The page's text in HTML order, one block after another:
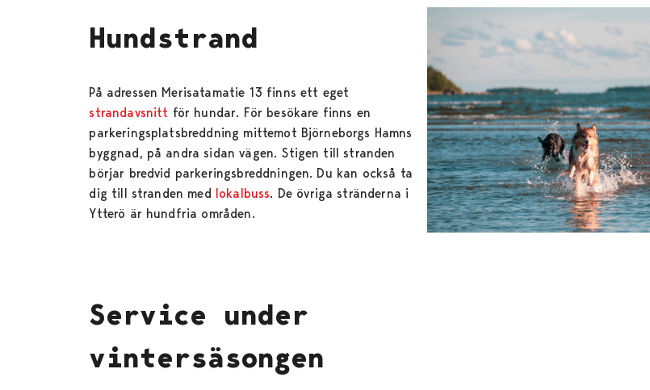
Hundstrand
På adressen Merisatamatie 13 finns ett eget
strandavsnitt för hundar. För besökare finns en
parkeringsplatsbreddning mittemot Björneborgs Hamns
byggnad, på andra sidan vägen. Stigen till stranden
börjar bredvid parkeringsbreddningen. Du kan också ta
dig till stranden med lokalbuss. De övriga stränderna i
Ytterö är hundfria områden.
Service under
vintersäsongen